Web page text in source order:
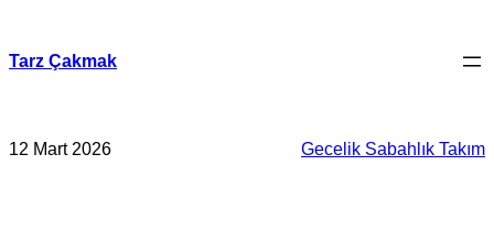
Tarz Çakmak
12 Mart 2026 Gecelik Sabahlık Takım